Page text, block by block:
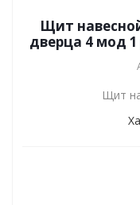
Щит
дверца 4 мод 1
Щит